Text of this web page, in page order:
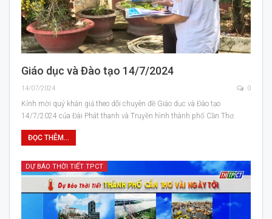
Giáo dục và Đào tạo 14/7/2024
14/07/2024 0
Kính mời quý khán giả theo dõi chuyên đề Giáo dục và Đào tạo
14/7/2024 của Đài Phát thanh và Truyền hình thành phố Cần Thơ.
ĐỌC THÊM...
DỰ BÁO THỜI TIẾT TPCT